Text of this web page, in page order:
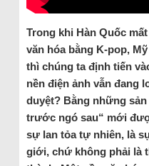
Trong khi Hàn Quốc
văn hóa bằng K-pop,
thì chúng ta định tiến
nền điện ảnh vẫn đang
duyệt? Bằng những
trước ngó sau“ mới
sự lan tỏa tự nhiên, là
giới, chứ không phải là